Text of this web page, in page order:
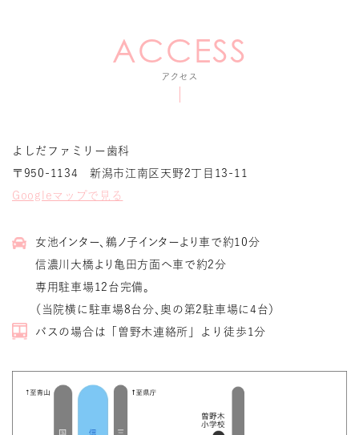
アクセス
よしだファミリー歯科
〒950-1134 新潟市江南区天野2丁目13-11
Googleマップで見る
女池インター、鵜ノ子インターより車で約10分
信濃川大橋より亀田方面へ車で約2分
専用駐車場12台完備。
（当院横に駐車場8台分、奥の第2駐車場に4台）
バスの場合は「曽野木連絡所」より徒歩1分